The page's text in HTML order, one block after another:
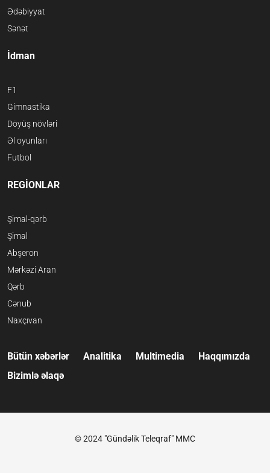
Ədəbiyyat
Sənət
İdman
F1
Gimnastika
Döyüş növləri
Əl oyunları
Futbol
REGİONLAR
Şimal-qərb
Şimal
Abşeron
Mərkəzi Aran
Qərb
Cənub
Naxçıvan
Bütün xəbərlər Analitika Multimedia
Haqqımızda
Bizimlə əlaqə
© 2024 "Gündəlik Teleqraf" MMC